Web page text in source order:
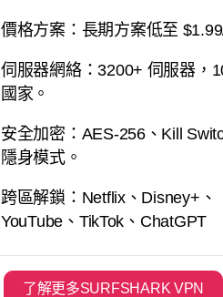
價格方案：長期方案低至
伺服器網絡：3200+ 伺服器，
國家。
安全加密：AES-256、Kill
隱身模式。
跨區解鎖：Netflix、Disney+、
YouTube、TikTok、ChatGPT
了解更多SURFSHARK VPN